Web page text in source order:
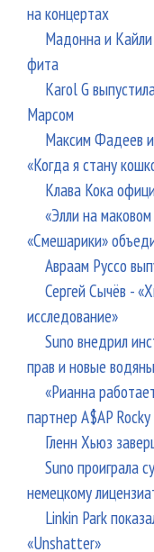
на концертах
Мадонна и
фита
Karol G
Марсом
Максим Фадеев
«Когда я стану
Клава Кока
«Элли на
«Смешарики»
Авраам Руссо
Сергей Сычёв -
исследование»
Suno внедрил
прав и новые
«Рианна
партнер A$AP Rocky
Гленн Хьюз
Suno проиграла
немецкому
Linkin Park
«Unshatter»